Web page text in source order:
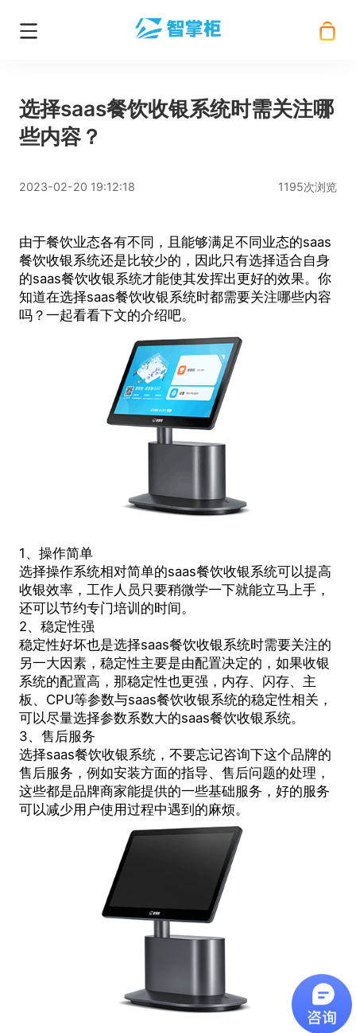
选择saas餐饮收银系统时需关注哪
些内容？
2023-02-20 19:12:18 1195次浏览
由于餐饮业态各有不同，且能够满足不同业态的saas
餐饮收银系统还是比较少的，因此只有选择适合自身
的saas餐饮收银系统才能使其发挥出更好的效果。你
知道在选择saas餐饮收银系统时都需要关注哪些内容
吗？一起看看下文的介绍吧。
1、操作简单
选择操作系统相对简单的saas餐饮收银系统可以提高
收银效率，工作人员只要稍微学一下就能立马上手，
还可以节约专门培训的时间。
2、稳定性强
稳定性好坏也是选择saas餐饮收银系统时需要关注的
另一大因素，稳定性主要是由配置决定的，如果收银
系统的配置高，那稳定性也更强，内存、闪存、主
板、CPU等参数与saas餐饮收银系统的稳定性相关，
可以尽量选择参数系数大的saas餐饮收银系统。
3、售后服务
选择saas餐饮收银系统，不要忘记咨询下这个品牌的
售后服务，例如安装方面的指导、售后问题的处理，
这些都是品牌商家能提供的一些基础服务，好的服务
可以减少用户使用过程中遇到的麻烦。